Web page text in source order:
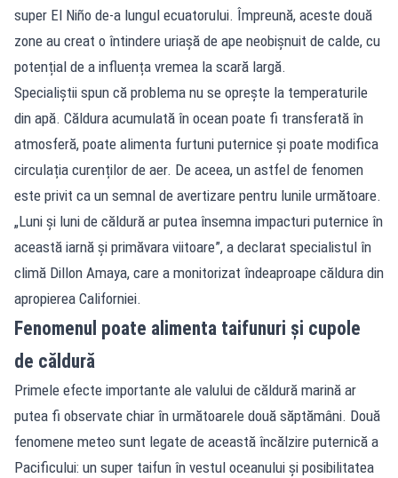
super El Niño de-a lungul ecuatorului. Împreună, aceste două
zone au creat o întindere uriașă de ape neobișnuit de calde, cu
potențial de a influența vremea la scară largă.
Specialiștii spun că problema nu se oprește la temperaturile
din apă. Căldura acumulată în ocean poate fi transferată în
atmosferă, poate alimenta furtuni puternice și poate modifica
circulația curenților de aer. De aceea, un astfel de fenomen
este privit ca un semnal de avertizare pentru lunile următoare.
„Luni și luni de căldură ar putea însemna impacturi puternice în
această iarnă și primăvara viitoare”, a declarat specialistul în
climă Dillon Amaya, care a monitorizat îndeaproape căldura din
apropierea Californiei.
Fenomenul poate alimenta taifunuri și cupole
de căldură
Primele efecte importante ale valului de căldură marină ar
putea fi observate chiar în următoarele două săptămâni. Două
fenomene meteo sunt legate de această încălzire puternică a
Pacificului: un super taifun în vestul oceanului și posibilitatea